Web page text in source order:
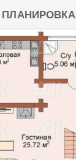
ПЛАНИРОВКА